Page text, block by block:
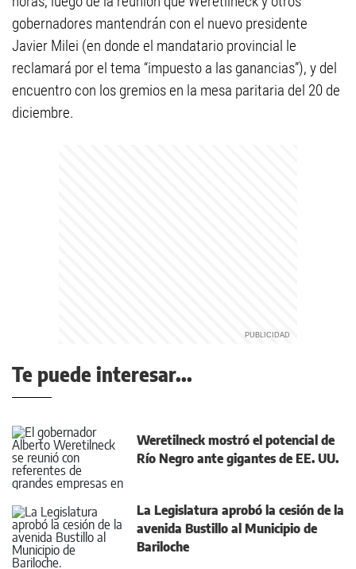
gobernadores mantendrán con el nuevo presidente
Javier Milei (en donde el mandatario provincial le
reclamará por el tema “impuesto a las ganancias”), y del
encuentro con los gremios en la mesa paritaria del 20 de
diciembre.
Te puede interesar...
Weretilneck mostró el potencial de
Río Negro ante gigantes de EE. UU.
La Legislatura aprobó la cesión de la
avenida Bustillo al Municipio de
Bariloche